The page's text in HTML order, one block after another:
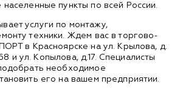
пункты по всей России.
услуги по монтажу,
техники. Ждем вас в торгово-
в Красноярске на ул. Крылова, д.
и ул. Копылова, д.17. Специалисты
необходимое
его на вашем предприятии.